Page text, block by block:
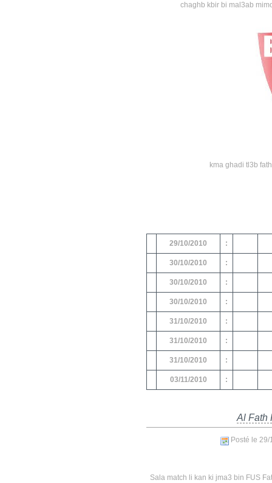
chaghb kbir bi mal3ab
kma ghadi tl3b
29/10/2010 :
30/10/2010 :
30/10/2010 :
30/10/2010 :
31/10/2010 :
31/10/2010 :
31/10/2010 :
03/11/2010 :
Al Fath
Posté le
Sala match li kan ki jma3 bin FUS